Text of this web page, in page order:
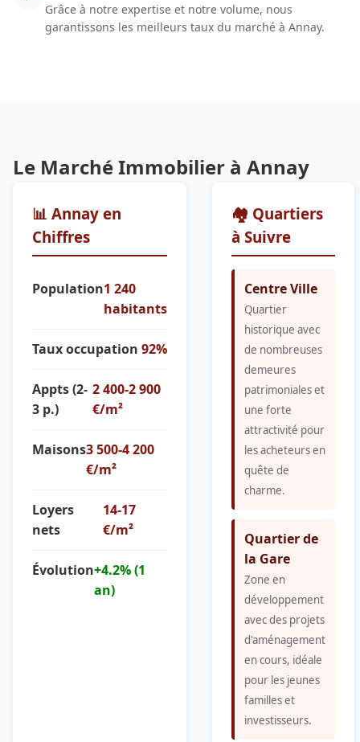
Grâce à notre expertise et notre volume, nous
garantissons les meilleurs taux du marché à Annay.
Le Marché Immobilier à Annay
📊 Annay en
Chiffres
Population1 240
habitants
Taux occupation 92%
Appts (2-
3 p.)
2 400-2 900
€/m²
Maisons3 500-4 200
€/m²
Loyers
nets
14-17
€/m²
Évolution+4.2% (1
an)
🏘️ Quartiers
à Suivre
Centre Ville
Quartier
historique avec
de nombreuses
demeures
patrimoniales et
une forte
attractivité pour
les acheteurs en
quête de
charme.
Quartier de
la Gare
Zone en
développement
avec des projets
d'aménagement
en cours, idéale
pour les jeunes
familles et
investisseurs.